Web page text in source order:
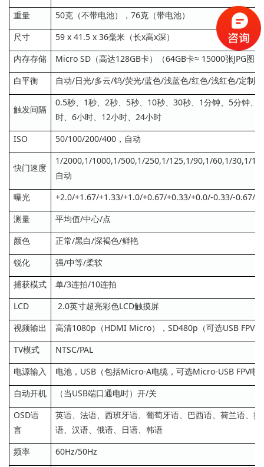
重量
50克（不带电池），76克（带电池）
尺寸
59 x 41.5 x 36毫米（长x高x深）
内存存储
Micro SD（高达128GB卡）（64GB卡≈ 15000张JPG图片
白平衡
自动/日光/多云/钨/荧光/蓝色/浅蓝色/红色/浅红色/定制*
触发间隔
0.5秒、1秒、2秒、5秒、10秒、30秒、1分钟、5分钟、
时、6小时、12小时、24小时
ISO
50/100/200/400，自动
快门速度
1/2000,1/1000,1/500,1/250,1/125,1/90,1/60,1/30,1/
自动
曝光
+2.0/+1.67/+1.33/+1.0/+0.67/+0.33/+0.0/-0.33/-0.67/-
测量
平均值/中心/点
颜色
正常/黑白/深褐色/鲜艳
锐化
强/中等/柔软
捕获模式
单/3连拍/10连拍
LCD
2.0英寸超亮彩色LCD触摸屏
视频输出
高清1080p（HDMI Micro），SD480p（可选USB FPV
TV模式
NTSC/PAL
电源输入
电池，USB（包括Micro-A电缆，可选Micro-USB FPV电
自动开机
（当USB端口通电时）开/关
OSD语
言
英语、法语、西班牙语、葡萄牙语、巴西语、荷兰语、
语、汉语、俄语、日语、韩语
频率
60Hz/50Hz